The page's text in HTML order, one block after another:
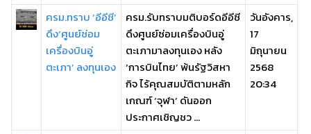
ครม.ทราบ ‘อีอีซี’
ดึง‘ศูนย์ซ่อม
เครื่องบินอู่
ตะเภา’ ลงทุนเอง
ครม.รับทราบมติบอร์ดอีอีซี
ดึงศูนย์ซ่อมเครื่องบินอู่
ตะเภามาลงทุนเอง หลัง
‘การบินไทย’ พ้นรัฐวิสหา
กิจ ไร้คุณสมบัติตามหลัก
เกณฑ์ ‘จุฬา’ ดันออก
ประกาศเชิญชว ...
วันอังคาร,
17
มิถุนายน
2568
20:34